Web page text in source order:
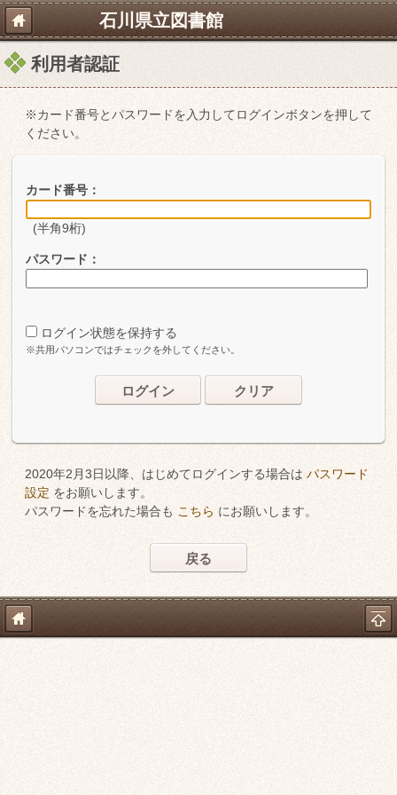
石川県立図書館
利用者認証
※カード番号とパスワードを入力してログインボタンを押して
ください。
カード番号：
(半角9桁)
パスワード：
ログイン状態を保持する
※共用パソコンではチェックを外してください。
ログイン クリア
2020年2月3日以降、はじめてログインする場合は パスワード
設定 をお願いします。
パスワードを忘れた場合も こちら にお願いします。
戻る